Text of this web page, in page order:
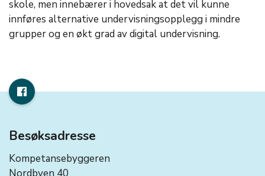
skole, men innebærer i hovedsak at det vil kunne
innføres alternative undervisningsopplegg i mindre
grupper og en økt grad av digital undervisning.
Besøksadresse
Kompetansebyggeren